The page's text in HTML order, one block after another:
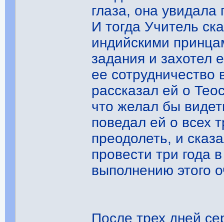
глаза, она
И тогда Учитель
индийскими
задания и захотел
ее
рассказал ей о
что желал бы
поведал ей о всех
преодолеть, и
провести три года
выполнению этого
После трех дней